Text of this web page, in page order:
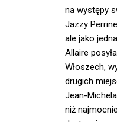
na występy
Jazzy
ale jako
Allaire
Włoszech,
drugich
Jean-
niż